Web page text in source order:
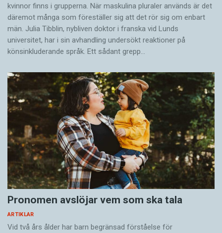
kvinnor finns i grupperna. När maskulina pluraler används är det
där­emot många som föreställer sig att det rör sig om enbart
män. Julia Tibblin, nybliven doktor i franska vid Lunds
universitet, har i sin avhandling undersökt reaktioner på
könsinkluderande språk. Ett sådant grepp…
Pronomen avslöjar vem som ska tala
ARTIKLAR
Vid två års ålder har barn begränsad förståelse för